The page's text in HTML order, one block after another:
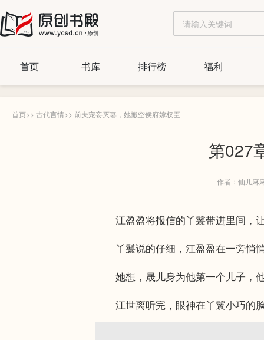
首页 书库 排行榜 福利
首页>> 古代言情>> 前夫宠妾灭妻，她搬空侯府嫁权臣
第027
作者：仙儿麻
江盈盈将报信的丫鬟带进里间，
丫鬟说的仔细，江盈盈在一旁悄
她想，晟儿身为他第一个儿子，他
江世离听完，眼神在丫鬟小巧的脸